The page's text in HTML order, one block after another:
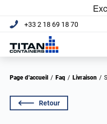
+33 2 18 69 18 70
Page d’accueil / Faq / Livraison /
Retour